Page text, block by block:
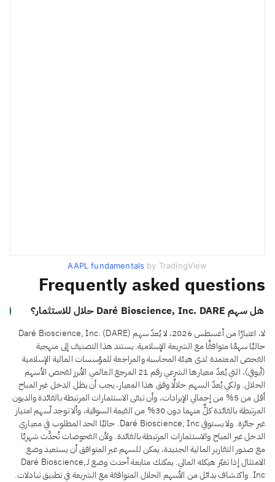
AAPL fundamentals by TradingView
Frequently asked questions
هل سهم Daré Bioscience, Inc. DARE حلال للاستثمار؟
لا، اعتبارًا من أغسطس 2026، لا يُعدّ سهم Daré Bioscience, Inc. (DARE)
حاليًا سهمًا متوافقًا مع الشريعة الإسلامية. يستند هذا التصنيف إلى منهجية
الفحص المعتمدة لدى هيئة المحاسبة والمراجعة للمؤسسات المالية الإسلامية
(أيوفي)، التي يُعدّ معيارها الشرعي رقم 21 المرجع العالمي الأبرز لفحص الأسهم
الحلال. ولكي يُعدّ السهم حلالًا وفق هذا المعيار، يجب أن يظل الدخل غير المباح
أقل من 5% من إجمالي الإيرادات، وأن تبقى الاستثمارات المرتبطة بالفائدة والديون
المرتبطة بالفائدة كلٌّ منهما دون 30% من القيمة السوقية، وألا توجد أسهم امتياز
غير جائزة. ولا يستوفي Daré Bioscience, Inc. حاليًا الحد المطلوب في معياري
الدخل غير المباح والاستثمارات المرتبطة بالفائدة. ولأن الفحوصات تُحدَّث شهريًا
مع صدور التقارير المالية الجديدة، يمكن للسهم غير المتوافق أن يستعيد وضع
الامتثال إذا تغيّر هيكله المالي. يمكنك متابعة أحدث وضع لـDaré Bioscience,
Inc. واكتشاف بدائل من الأسهم الحلال المتوافقة مع الشريعة في تطبيق تبادلات.